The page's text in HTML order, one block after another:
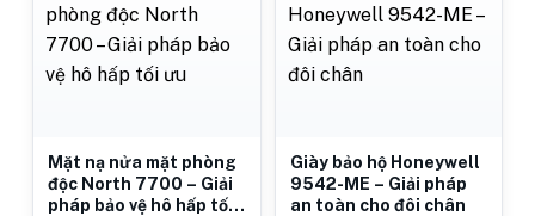
Mặt nạ nửa mặt phòng
độc North 7700 – Giải
pháp bảo vệ hô hấp tối
Giày bảo hộ Honeywell
9542-ME – Giải pháp
an toàn cho đôi chân